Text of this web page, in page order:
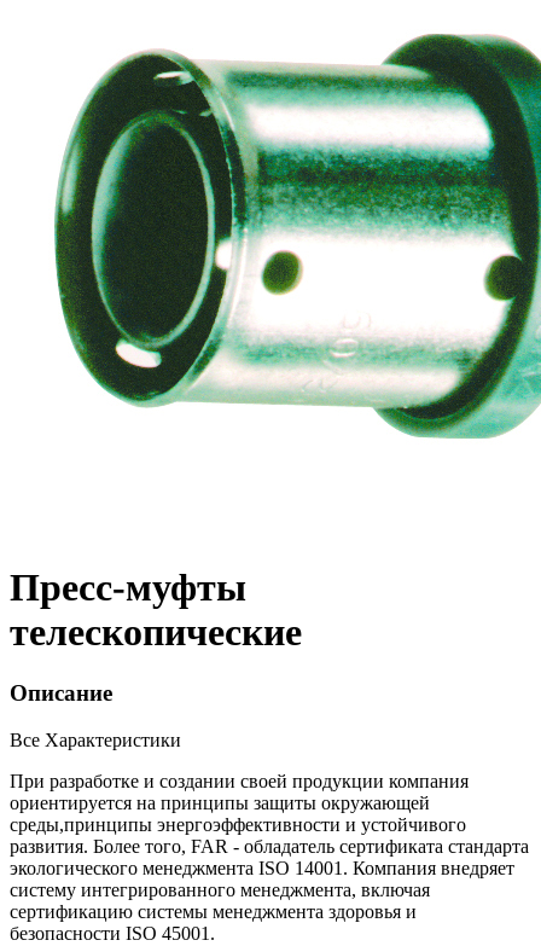
Пресс-муфты
телескопические
Описание
Все Характеристики
При разработке и создании своей продукции компания
ориентируется на принципы защиты окружающей
среды,принципы энергоэффективности и устойчивого
развития. Более того, FAR - обладатель сертификата стандарта
экологического менеджмента ISO 14001. Компания внедряет
систему интегрированного менеджмента, включая
сертификацию системы менеджмента здоровья и
безопасности ISO 45001.